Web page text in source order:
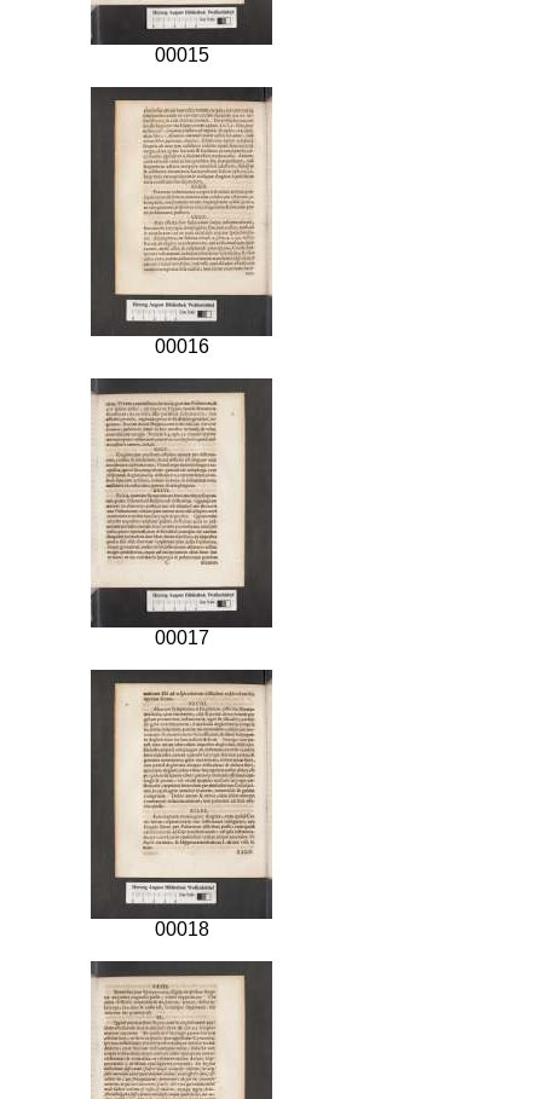
00015
00016
00017
00018